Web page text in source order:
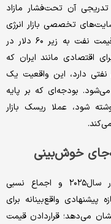
آن تحت‌فشار مازاد
تخصصی بازار انرژی
نیز تاکید شده؛ در غیاب شوک بزرگ، افت قیمت نفت به زیر ۶۰ دلار در
است. برای اقتصادی مانند ایران که
دارد، این واقعیت یک
بودجه‌‌‌‌ای که بر پایه
شود، عملا ریسک بازار
خوش‌بینی
بر اساس میانگین واقعی قیمت نفت در سال‌۲۰۲۵ و اجماع نسبی
یک بازه پیشنهادی واقع‌‌‌‌بینانه برای
می‌دهد؛ قرار‌دادن قیمت